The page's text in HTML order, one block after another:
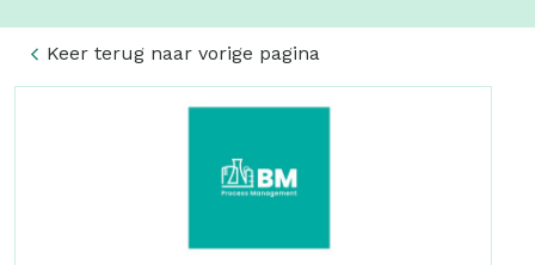
Keer terug naar vorige pagina